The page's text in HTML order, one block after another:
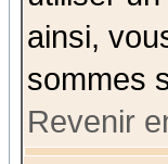
ainsi,
sommes
Revenir